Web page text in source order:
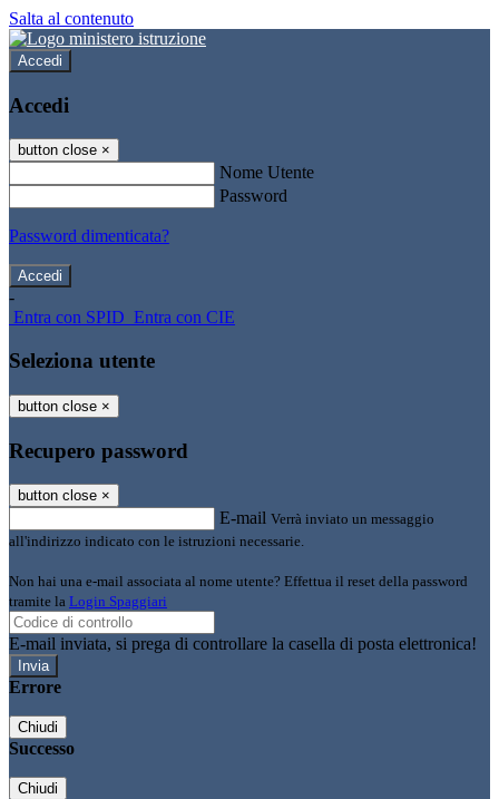
Salta al contenuto
Accedi
Accedi
button close ×
Nome Utente
Password
Password dimenticata?
-
Entra con SPID Entra con CIE
Seleziona utente
button close ×
Recupero password
button close ×
E-mail Verrà inviato un messaggio
all'indirizzo indicato con le istruzioni necessarie.
Non hai una e-mail associata al nome utente? Effettua il reset della password
tramite la Login Spaggiari
E-mail inviata, si prega di controllare la casella di posta elettronica!
Errore
Chiudi
Successo
Chiudi